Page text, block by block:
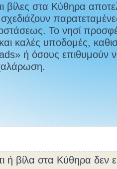
βίλες στα Κύθηρα
Το νησί
καλές υποδομές,
ή όσους επιθυμούν
ή βίλα στα Κύθηρα δεν